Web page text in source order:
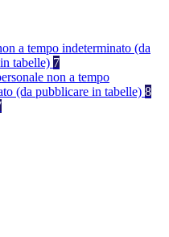
a tempo indeterminato (da
tabelle) 7
non a tempo
(da pubblicare in tabelle) 8